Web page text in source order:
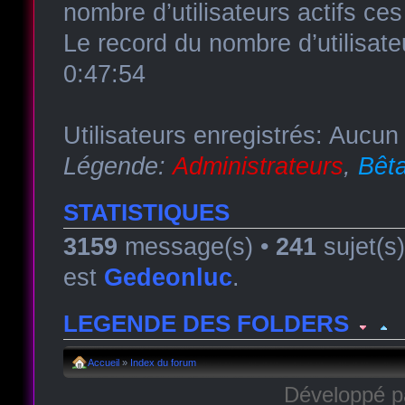
nombre d’utilisateurs actifs
Le record du nombre
0:47:54
Utilisateurs enregistrés:
Légende:Administrateurs,
STATISTIQUES
3159 message(s) • 241
est Gedeonluc.
LEGENDE DES FOLDERS
Forum avec sous-
Accueil » Index du forum
Développé